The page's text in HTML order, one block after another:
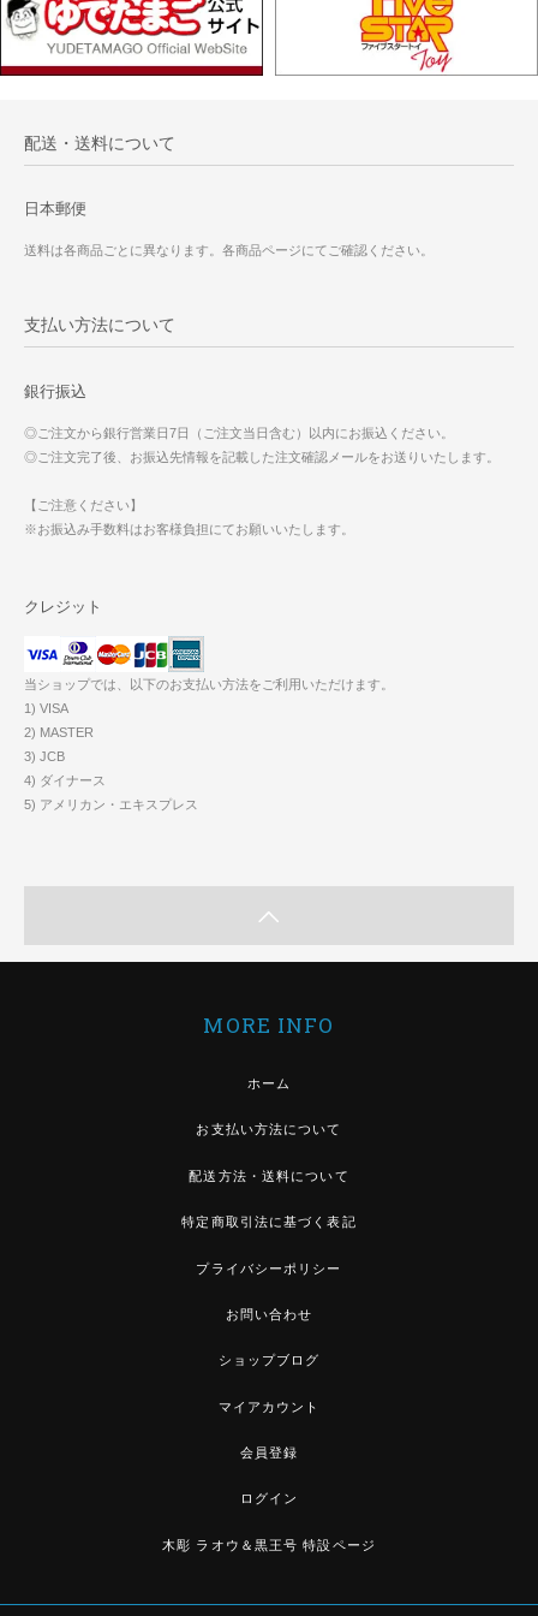
配送・送料について
日本郵便
送料は各商品ごとに異なります。各商品ページにてご確認ください。
支払い方法について
銀行振込
◎ご注文から銀行営業日7日（ご注文当日含む）以内にお振込ください。
◎ご注文完了後、お振込先情報を記載した注文確認メールをお送りいたします。
【ご注意ください】
※お振込み手数料はお客様負担にてお願いいたします。
クレジット
当ショップでは、以下のお支払い方法をご利用いただけます。
1) VISA
2) MASTER
3) JCB
4) ダイナース
5) アメリカン・エキスプレス
MORE INFO
ホーム
お支払い方法について
配送方法・送料について
特定商取引法に基づく表記
プライバシーポリシー
お問い合わせ
ショップブログ
マイアカウント
会員登録
ログイン
木彫 ラオウ＆黒王号 特設ページ